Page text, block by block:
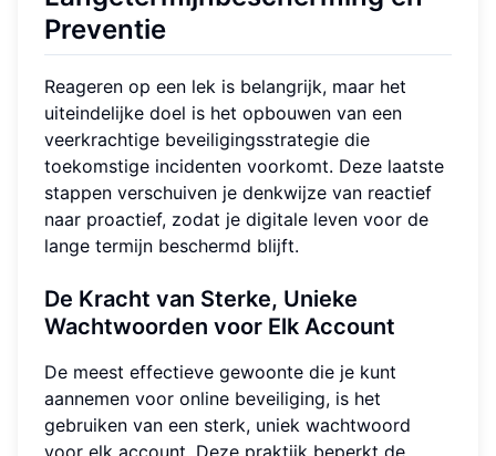
Preventie
Reageren op een lek is belangrijk, maar het
uiteindelijke doel is het opbouwen van een
veerkrachtige beveiligingsstrategie die
toekomstige incidenten voorkomt. Deze laatste
stappen verschuiven je denkwijze van reactief
naar proactief, zodat je digitale leven voor de
lange termijn beschermd blijft.
De Kracht van Sterke, Unieke
Wachtwoorden voor Elk Account
De meest effectieve gewoonte die je kunt
aannemen voor online beveiliging, is het
gebruiken van een sterk, uniek wachtwoord